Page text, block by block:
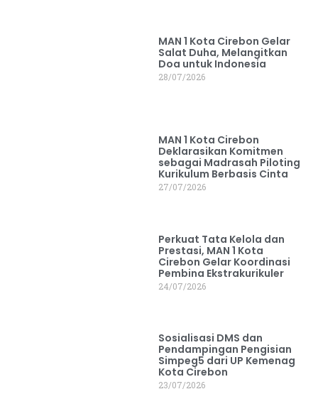
MAN 1 Kota Cirebon Gelar
Salat Duha, Melangitkan
Doa untuk Indonesia
28/07/2026
MAN 1 Kota Cirebon
Deklarasikan Komitmen
sebagai Madrasah Piloting
Kurikulum Berbasis Cinta
27/07/2026
Perkuat Tata Kelola dan
Prestasi, MAN 1 Kota
Cirebon Gelar Koordinasi
Pembina Ekstrakurikuler
24/07/2026
Sosialisasi DMS dan
Pendampingan Pengisian
Simpeg5 dari UP Kemenag
Kota Cirebon
23/07/2026